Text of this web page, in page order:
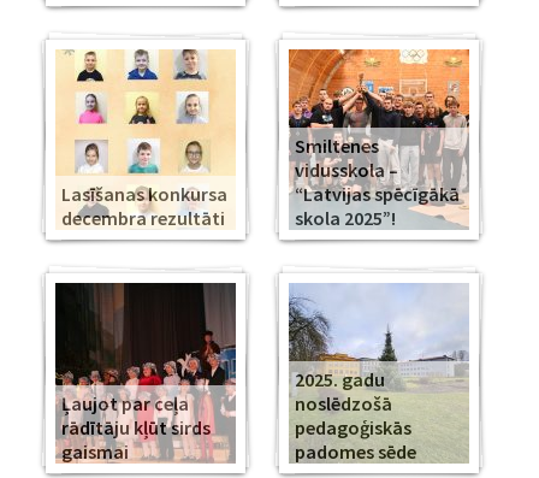
Lasīšanas konkursa
decembra rezultāti
Smiltenes
vidusskola –
“Latvijas spēcīgākā
skola 2025”!
Ļaujot par ceļa
rādītāju kļūt sirds
gaismai
2025. gadu
noslēdzošā
pedagoģiskās
padomes sēde